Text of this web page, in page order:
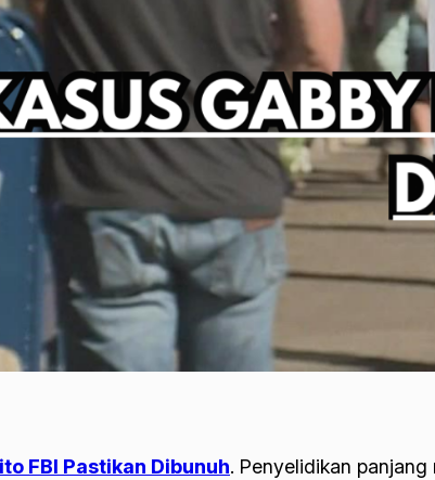
FBI Pastikan Dibunuh. Penyelidikan